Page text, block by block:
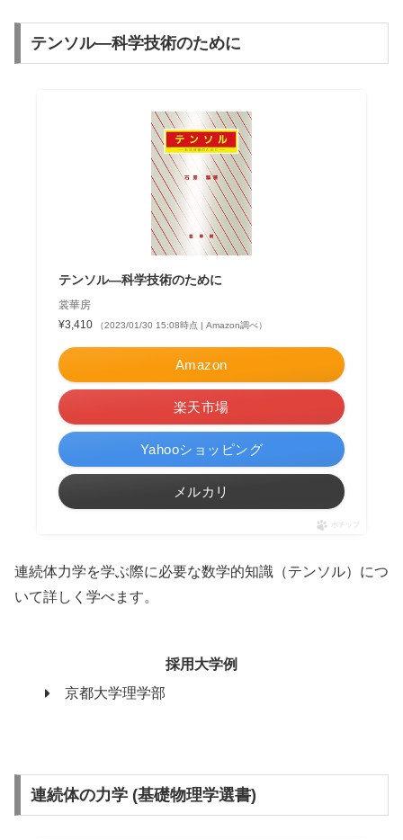
テンソル―科学技術のために
テンソル―科学技術のために
裳華房
¥3,410
（2023/01/30 15:08時点 | Amazon調べ）
Amazon
楽天市場
Yahooショッピング
メルカリ
ポチップ
連続体力学を学ぶ際に必要な数学的知識（テンソル）につ
いて詳しく学べます。
採用大学例
京都大学理学部
連続体の力学 (基礎物理学選書)